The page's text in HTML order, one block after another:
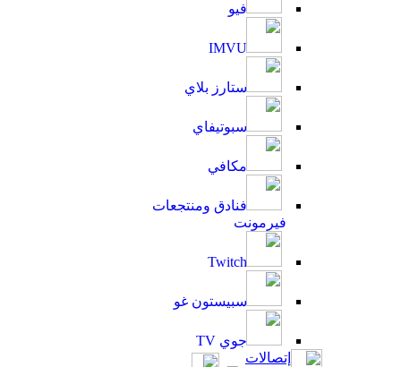
فيو
IMVU
ستارز بلاي
سبوتيفاي
مكافي
فنادق ومنتجعات
فيرمونت
Twitch
سبيستون غو
جوي TV
إتصالات